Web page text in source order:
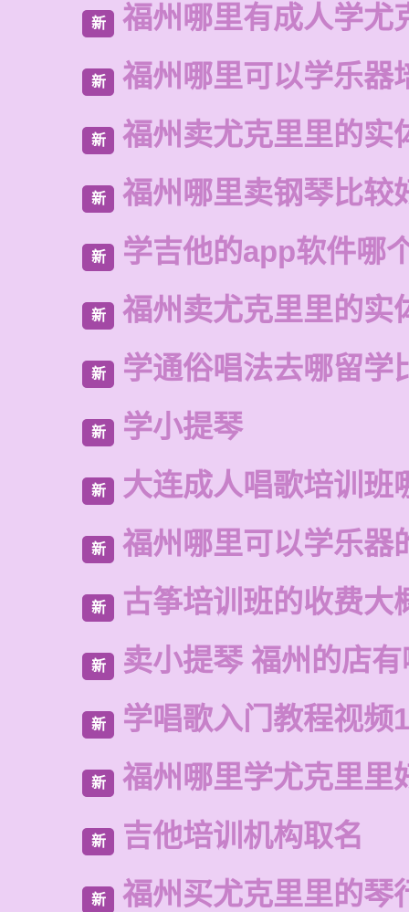
新 福州哪里有成人学尤
新 福州哪里可以学乐器
新 福州卖尤克里里的实
新 福州哪里卖钢琴比较
新 学吉他的app软件哪
新 福州卖尤克里里的实
新 学通俗唱法去哪留学
新 学小提琴
新 大连成人唱歌培训班
新 福州哪里可以学乐器
新 古筝培训班的收费大
新 卖小提琴 福州的店
新 学唱歌入门教程视频
新 福州哪里学尤克里里
新 吉他培训机构取名
新 福州买尤克里里的琴